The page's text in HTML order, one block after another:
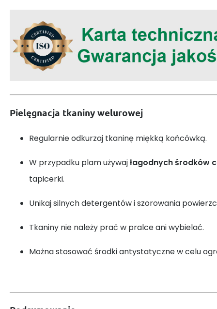
Pielęgnacja tkaniny welurowej
Regularnie odkurzaj tkaninę miękką końcówką.
W przypadku plam używajłagodnych środków
tapicerki.
Unikaj silnych detergentów i szorowania
Tkaniny nie należy prać w pralce ani wybielać.
Można stosować środki antystatyczne w celu